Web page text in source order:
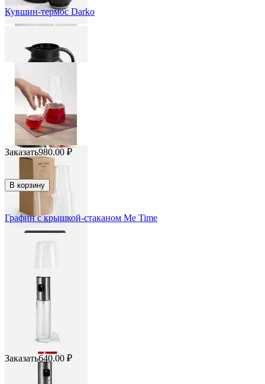
Кувшин-термос Darko
Заказать980.00 ₽
В корзину
Графин с крышкой-стаканом Me Time
Заказать640.00 ₽